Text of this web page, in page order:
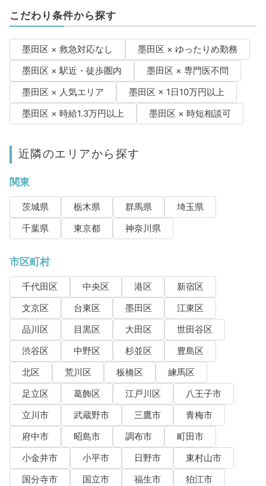
こだわり条件から探す
墨田区 × 救急対応なし
墨田区 × ゆったりめ勤務
墨田区 × 駅近・徒歩圏内
墨田区 × 専門医不問
墨田区 × 人気エリア
墨田区 × 1日10万円以上
墨田区 × 時給1.3万円以上
墨田区 × 時短相談可
近隣のエリアから探す
関東
茨城県 栃木県 群馬県
埼玉県
千葉県
東京都 神奈川県
市区町村
千代田区 中央区 港区
新宿区
文京区
台東区 墨田区
江東区
品川区
目黒区 大田区
世田谷区
渋谷区
中野区 杉並区
豊島区
北区
荒川区 板橋区
練馬区
足立区
葛飾区 江戸川区
八王子市
立川市
武蔵野市 三鷹市
青梅市
府中市
昭島市 調布市
町田市
小金井市
小平市 日野市
東村山市
国分寺市
国立市 福生市
狛江市